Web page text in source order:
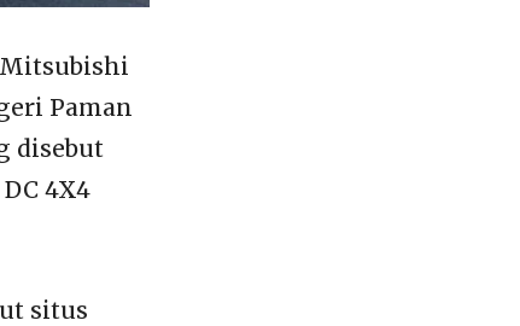
Mitsubishi
Paman
disebut
4X4
situs